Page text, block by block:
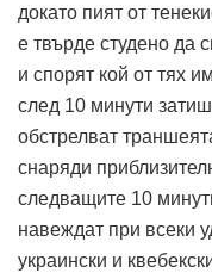
докато пият от
е твърде студено да
и спорят кой от тях
след 10 минути
обстрелват
снаряди
следващите 10
навеждат при всеки
украински и